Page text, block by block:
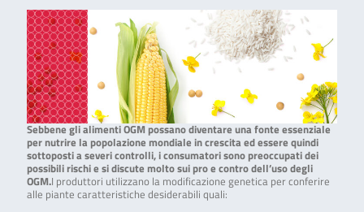
Sebbene gli alimenti OGM possano diventare una fonte essenziale
per nutrire la popolazione mondiale in crescita ed essere quindi
sottoposti a severi controlli, i consumatori sono preoccupati dei
possibili rischi e si discute molto sui pro e contro dell’uso degli
OGM.I produttori utilizzano la modificazione genetica per conferire
alle piante caratteristiche desiderabili quali: